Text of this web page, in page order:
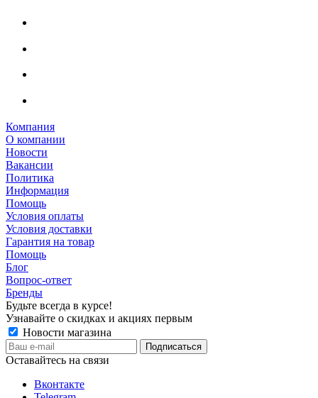
Компания
О компании
Новости
Вакансии
Политика
Информация
Помощь
Условия оплаты
Условия доставки
Гарантия на товар
Помощь
Блог
Вопрос-ответ
Бренды
Будьте всегда в курсе!
Узнавайте о скидках и акциях первым
Новости магазина
Оставайтесь на связи
Вконтакте